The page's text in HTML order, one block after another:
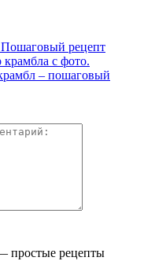
рецепт
крамбла с фото.
– пошаговый